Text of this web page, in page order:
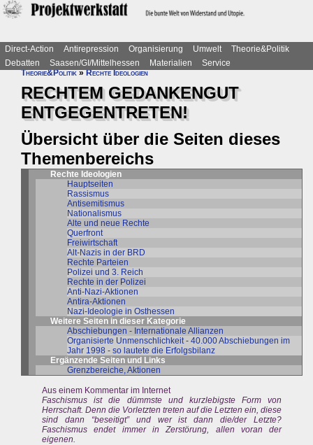
Direct-Action Antirepression Organisierung Umwelt
Theorie&Politik
Debatten
Saasen/GI/Mittelhessen Materialien
Service
Theorie&Politik»Rechte Ideologien
RECHTEM GEDANKENGUT
ENTGEGENTRETEN!
Übersicht über die Seiten dieses
Themenbereichs
Rechte Ideologien
Hauptseiten
Rassismus
Antisemitismus
Nationalismus
Alte und neue Rechte
Querfront
Freiwirtschaft
Alt-Nazis in der BRD
Rechte Parteien
Polizei und 3. Reich
Rechte in der Polizei
Anti-Nazi-Aktionen
Antira-Aktionen
Nazi-Ideologie in Osthessen
Weitere Seiten in dieser Kategorie
Abschiebungen - Internationale Allianzen
Organisierte Unmenschlichkeit - 40.000 Abschiebungen im
Jahr 1998 - so lautete die Erfolgsbilanz
Ergänzende Seiten und Links
Grenzbereiche, Aktionen
Aus einem Kommentar im Internet
Faschismus ist die dümmste und kurzlebigste Form von
Herrschaft. Denn die Vorletzten treten auf die Letzten ein, diese
sind dann “beseitigt” und wer ist dann die/der Letzte?
Faschismus endet immer in Zerstörung, allen voran der
eigenen.